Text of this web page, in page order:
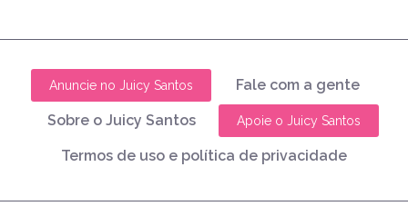
Anuncie no Juicy Santos Fale com a gente
Sobre o Juicy Santos Apoie o Juicy Santos
Termos de uso e política de privacidade